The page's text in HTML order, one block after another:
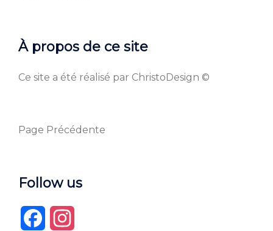
À propos de ce site
Ce site a été réalisé par ChristoDesign ©
Page Précédente
Follow us
Facebook